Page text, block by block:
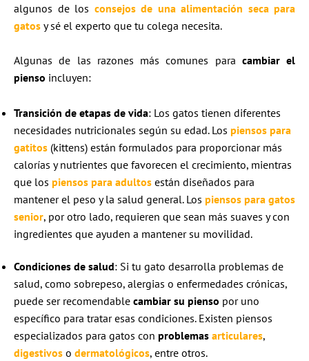
algunos de los consejos de una alimentación seca para
gatos y sé el experto que tu colega necesita.
Algunas de las razones más comunes para cambiar el
pienso incluyen:
Transición de etapas de vida: Los gatos tienen diferentes
necesidades nutricionales según su edad. Los piensos para
gatitos (kittens) están formulados para proporcionar más
calorías y nutrientes que favorecen el crecimiento, mientras
que los piensos para adultos están diseñados para
mantener el peso y la salud general. Los piensos para gatos
senior, por otro lado, requieren que sean más suaves y con
ingredientes que ayuden a mantener su movilidad.
Condiciones de salud: Si tu gato desarrolla problemas de
salud, como sobrepeso, alergias o enfermedades crónicas,
puede ser recomendable cambiar su pienso por uno
específico para tratar esas condiciones. Existen piensos
especializados para gatos con problemas articulares,
digestivos o dermatológicos, entre otros.